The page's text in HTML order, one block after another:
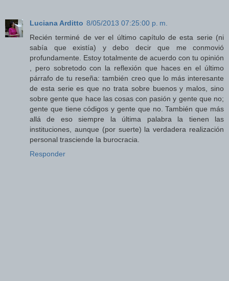
Luciana Arditto 8/05/2013 07:25:00 p. m.
Recién terminé de ver el último capítulo de esta serie (ni
sabía que existía) y debo decir que me conmovió
profundamente. Estoy totalmente de acuerdo con tu opinión
, pero sobretodo con la reflexión que haces en el último
párrafo de tu reseña: también creo que lo más interesante
de esta serie es que no trata sobre buenos y malos, sino
sobre gente que hace las cosas con pasión y gente que no;
gente que tiene códigos y gente que no. También que más
allá de eso siempre la última palabra la tienen las
instituciones, aunque (por suerte) la verdadera realización
personal trasciende la burocracia.
Responder